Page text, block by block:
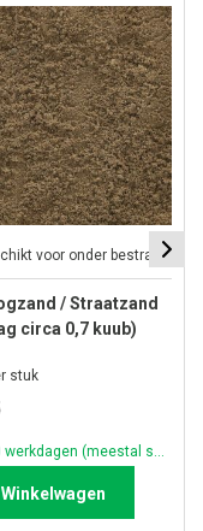
Geschikt voor onder bestrating
/ Straatzand
circa 0,7 kuub)
stuk
Winkelwagen